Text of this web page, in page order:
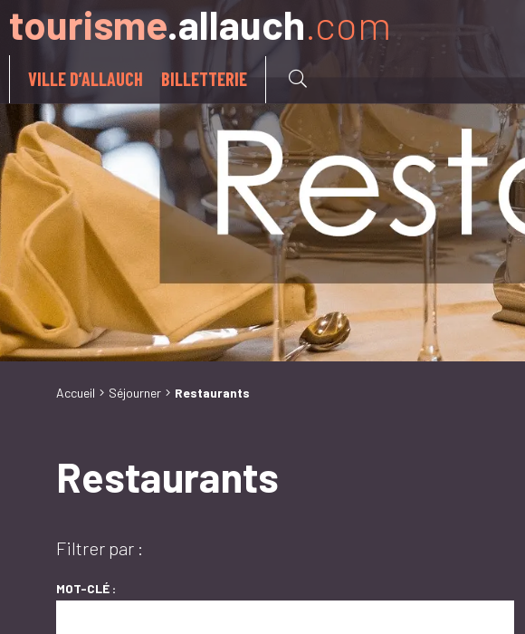
Aller à:
tourisme.allauch.com
VILLE D’ALLAUCH BILLETTERIE
Accueil Séjourner Restaurants
Restaurants
Filtrer par :
MOT-CLÉ :